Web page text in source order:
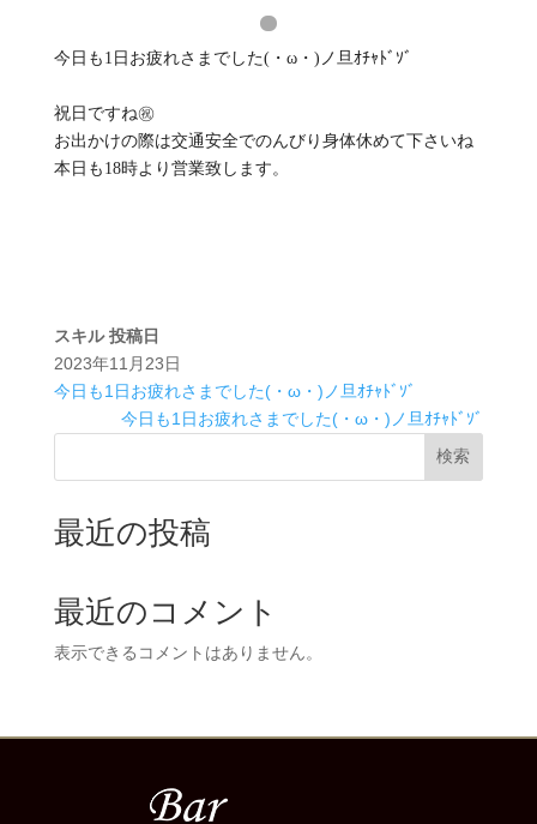
今日も1日お疲れさまでした(・ω・)ノ旦ｵﾁｬﾄﾞｿﾞ
祝日ですね㊗️
お出かけの際は交通安全でのんびり身体休めて下さいね
本日も18時より営業致します。
スキル 投稿日
2023年11月23日
今日も1日お疲れさまでした(・ω・)ノ旦ｵﾁｬﾄﾞｿﾞ
今日も1日お疲れさまでした(・ω・)ノ旦ｵﾁｬﾄﾞｿﾞ
検索
最近の投稿
最近のコメント
表示できるコメントはありません。